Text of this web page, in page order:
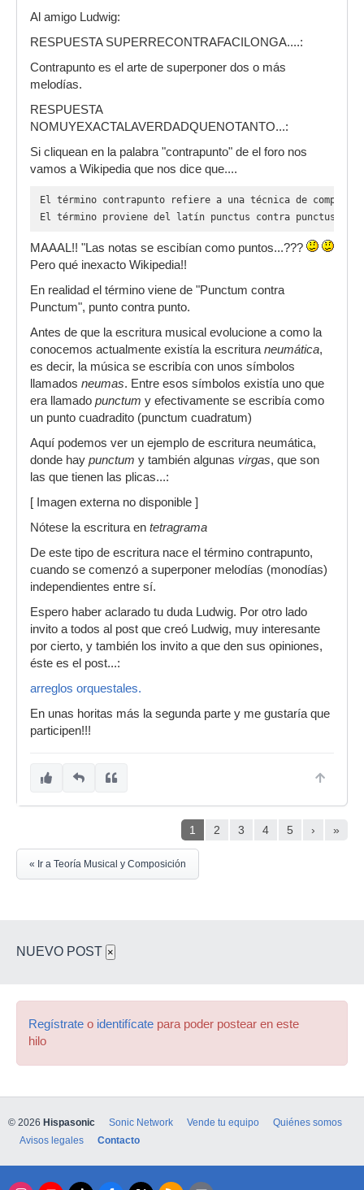
Al amigo Ludwig:
RESPUESTA SUPERRECONTRAFACILONGA....:
Contrapunto es el arte de superponer dos o más
melodías.
RESPUESTA
NOMUYEXACTALAVERDADQUENOTANTO...:
Si cliquean en la palabra "contrapunto" de el foro nos
vamos a Wikipedia que nos dice que....
El término contrapunto refiere a una técnica de
El término proviene del latín punctus contra punctus,
MAAAL!! "Las notas se escibían como puntos...???
Pero qué inexacto Wikipedia!!
En realidad el término viene de "Punctum contra
Punctum", punto contra punto.
Antes de que la escritura musical evolucione a como la
conocemos actualmente existía la escritura neumática,
es decir, la música se escribía con unos símbolos
llamados neumas. Entre esos símbolos existía uno que
era llamado punctum y efectivamente se escribía como
un punto cuadradito (punctum cuadratum)
Aquí podemos ver un ejemplo de escritura neumática,
donde hay punctum y también algunas virgas, que son
las que tienen las plicas...:
[ Imagen externa no disponible ]
Nótese la escritura en tetragrama
De este tipo de escritura nace el término contrapunto,
cuando se comenzó a superponer melodías (monodías)
independientes entre sí.
Espero haber aclarado tu duda Ludwig. Por otro lado
invito a todos al post que creó Ludwig, muy interesante
por cierto, y también los invito a que den sus opiniones,
éste es el post...:
arreglos orquestales.
En unas horitas más la segunda parte y me gustaría que
participen!!!
1 2 3 4 5 › »
« Ir a Teoría Musical y Composición
NUEVO POST ×
Regístrate o identifícate para poder postear en este
hilo
© 2026 Hispasonic Sonic Network Vende tu equipo
Quiénes somos
Avisos legales
Contacto